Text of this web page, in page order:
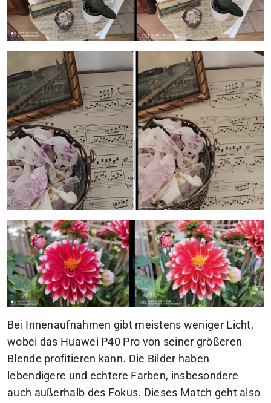
Bei Innenaufnahmen gibt meistens weniger Licht,
wobei das Huawei P40 Pro von seiner größeren
Blende profitieren kann. Die Bilder haben
lebendigere und echtere Farben, insbesondere
auch außerhalb des Fokus. Dieses Match geht also